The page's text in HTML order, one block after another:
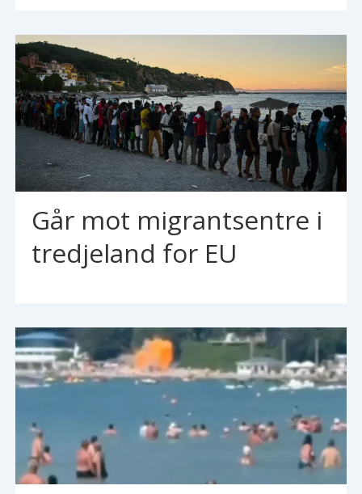
Går mot migrantsentre i
tredjeland for EU